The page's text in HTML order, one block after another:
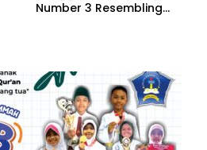
Number 3 Resembling